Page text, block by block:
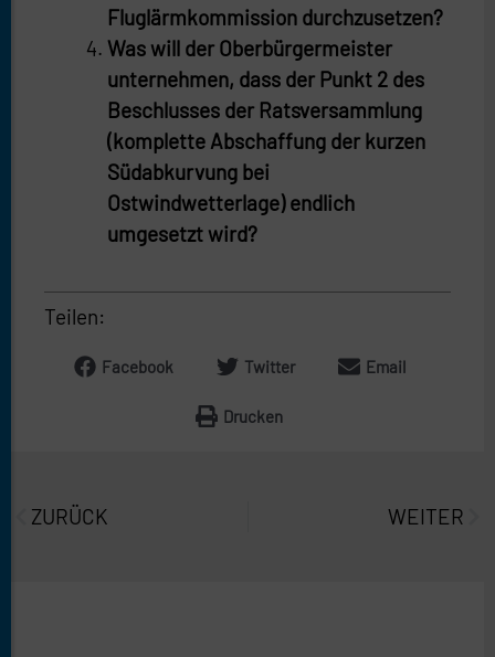
Fluglärmkommission durchzusetzen?
Was will der Oberbürgermeister
unternehmen, dass der Punkt 2 des
Beschlusses der Ratsversammlung
(komplette Abschaffung der kurzen
Südabkurvung bei
Ostwindwetterlage) endlich
umgesetzt wird?
Teilen:
Facebook Twitter Email
Drucken
ZURÜCK WEITER